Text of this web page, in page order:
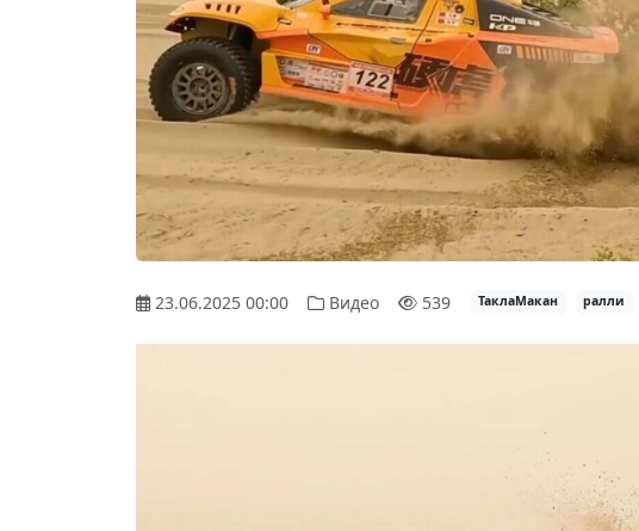
23.06.2025 00:00 Видео 539 ТаклаМакан ралли